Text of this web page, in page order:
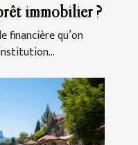
immobilier ?
financière qu’on